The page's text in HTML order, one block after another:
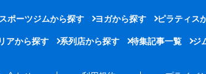
ポーツジムから探す ヨガから探す ピラティス
アから探す 系列店から探す 特集記事一覧 ジ